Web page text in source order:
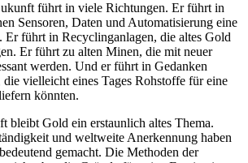
führt in viele Richtungen. Er führt in
Sensoren, Daten und Automatisierung eine
Er führt in Recyclinganlagen, die altes Gold
Er führt zu alten Minen, die mit neuer
werden. Und er führt in Gedanken
vielleicht eines Tages Rohstoffe für eine
könnten.
bleibt Gold ein erstaunlich altes Thema.
und weltweite Anerkennung haben
gemacht. Die Methoden der